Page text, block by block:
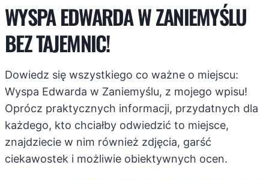
WYSPA EDWARDA W ZANIEMYŚLU
BEZ TAJEMNIC!
Dowiedz się wszystkiego co ważne o miejscu:
Wyspa Edwarda w Zaniemyślu, z mojego wpisu!
Oprócz praktycznych informacji, przydatnych dla
każdego, kto chciałby odwiedzić to miejsce,
znajdziecie w nim również zdjęcia, garść
ciekawostek i możliwie obiektywnych ocen.